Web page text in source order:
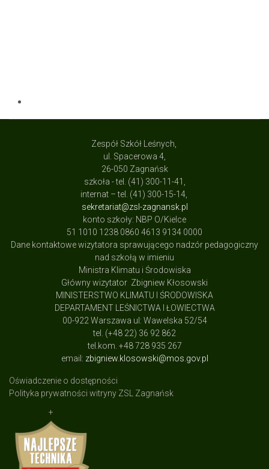
Zespół Szkół Leśnych,
ul. Spacerowa 4,
26-050 Zagnańsk
szkoła - tel. (41) 300-11-41,
internat – tel. (41) 300-15-14,
sekretariat@zsl-zagnansk.pl
konto szkoły: NBP O/Kielce
51 1010 1238 0860 4613 9134 0000
Dane kontaktowe wizytatora sprawującego nadzór pedagogiczny
nad szkołą w imieniu
Ministra Klimatu i Środowiska
Główny wizytator Zbigniew Kłosowski
MINISTERSTWO KLIMATU I ŚRODOWISKA
DEPARTAMENT LEŚNICTWA I ŁOWIECTWA
00-922 Warszawa ul: Wawelska 52/54
tel. (+48 22) 36 92 862
tel.kom. +48 728 935 267
email: zbigniew.klosowski@mos.gov.pl
Oświadczenie o dostępności
Polityka prywatności witryny ZSL Zagnańsk
+